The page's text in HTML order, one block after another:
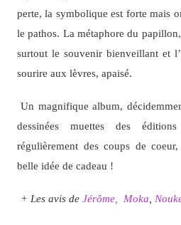
perte, la symbolique est forte mais
le pathos. La métaphore du
surtout le souvenir bienveillant et
sourire aux lèvres, apaisé.
Un magnifique album,
dessinées muettes des
régulièrement des coups de
belle idée de cadeau !
+ Les avis de Jérôme, Moka